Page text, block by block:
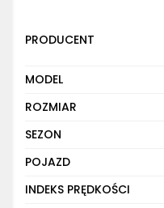
PRODUCENT
MODEL
ROZMIAR
SEZON
POJAZD
INDEKS PRĘDKOŚCI